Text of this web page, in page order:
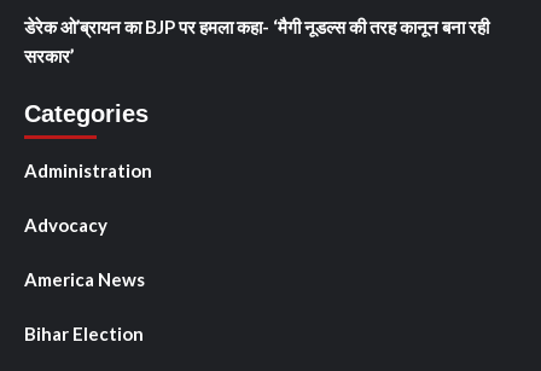
डेरेक ओ’ब्रायन का BJP पर हमला कहा- ‘मैगी नूडल्स की तरह कानून बना रही
सरकार’
Categories
Administration
Advocacy
America News
Bihar Election